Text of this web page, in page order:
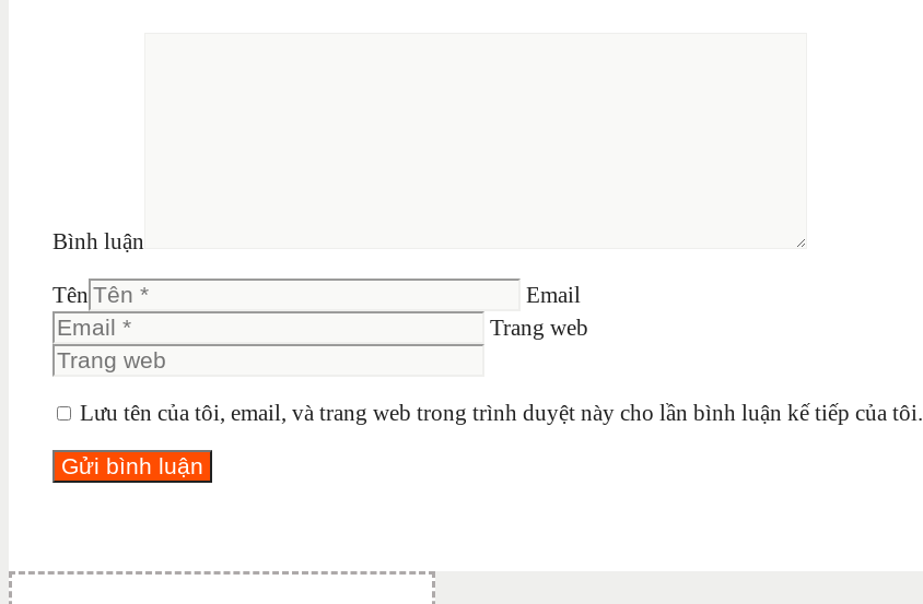
Bình luận
Tên
Email
Trang web
Lưu tên của tôi, email, và trang web trong trình duyệt này cho lần bình luận kế tiếp của tôi.